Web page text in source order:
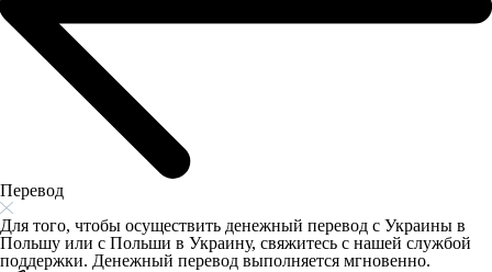
Перевод
Для того, чтобы осуществить денежный перевод с Украины в
Польшу или с Польши в Украину, свяжитесь с нашей службой
поддержки. Денежный перевод выполняется мгновенно.